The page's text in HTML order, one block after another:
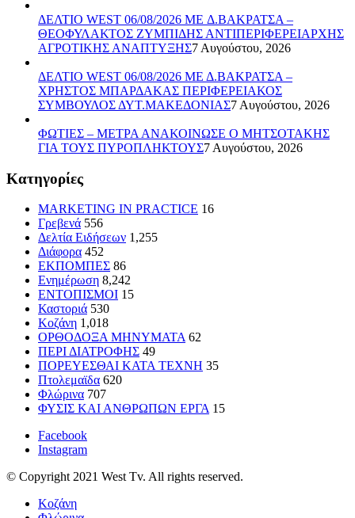
ΔΕΛΤΙΟ WEST 06/08/2026 ME Δ.ΒΑΚΡΑΤΣΑ –
ΘΕΟΦΥΛΑΚΤΟΣ ΖΥΜΠΙΔΗΣ ΑΝΤΙΠΕΡΙΦΕΡΕΙΑΡΧΗΣ
ΑΓΡΟΤΙΚΗΣ ΑΝΑΠΤΥΞΗΣ7 Αυγούστου, 2026
ΔΕΛΤΙΟ WEST 06/08/2026 ΜΕ Δ.ΒΑΚΡΑΤΣΑ –
ΧΡΗΣΤΟΣ ΜΠΑΡΔΑΚΑΣ ΠΕΡΙΦΕΡΕΙΑΚΟΣ
ΣΥΜΒΟΥΛΟΣ ΔΥΤ.ΜΑΚΕΔΟΝΙΑΣ7 Αυγούστου, 2026
ΦΩΤΙΕΣ – ΜΕΤΡΑ ΑΝΑΚΟΙΝΩΣΕ Ο ΜΗΤΣΟΤΑΚΗΣ
ΓΙΑ ΤΟΥΣ ΠΥΡΟΠΛΗΚΤΟΥΣ7 Αυγούστου, 2026
Kατηγορίες
MARKETING IN PRACTICE 16
Γρεβενά 556
Δελτία Ειδήσεων 1,255
Διάφορα 452
ΕΚΠΟΜΠΕΣ 86
Ενημέρωση 8,242
ΕΝΤΟΠΙΣΜΟΙ 15
Καστοριά 530
Κοζάνη 1,018
ΟΡΘΟΔΟΞΑ ΜΗΝΥΜΑΤΑ 62
ΠΕΡΙ ΔΙΑΤΡΟΦΗΣ 49
ΠΟΡΕΥΕΣΘΑΙ ΚΑΤΑ ΤΕΧΝΗ 35
Πτολεμαϊδα 620
Φλώρινα 707
ΦΥΣΙΣ ΚΑΙ ΑΝΘΡΩΠΩΝ ΕΡΓΑ 15
Facebook
Instagram
© Copyright 2021 West Tv. All rights reserved.
Κοζάνη